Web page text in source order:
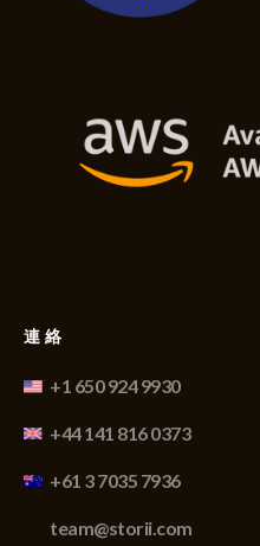
連絡
+1 650 924 9930
+44 141 816 0373
+61 3 7035 7936
team@storii.com